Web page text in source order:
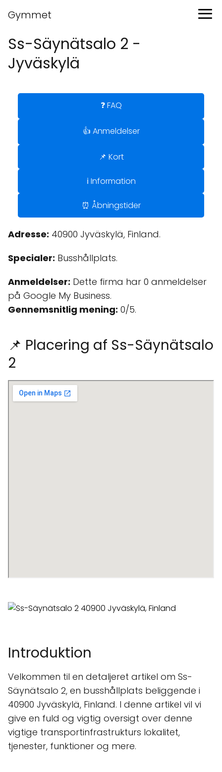
Gymmet
Ss-Säynätsalo 2 -
Jyväskylä
❓ FAQ
👍 Anmeldelser
📌 Kort
ℹ️ Information
⏰ Åbningstider
Adresse: 40900 Jyväskylä, Finland.
Specialer: Busshållplats.
Anmeldelser: Dette firma har 0 anmeldelser
på Google My Business.
Gennemsnitlig mening: 0/5.
📌 Placering af Ss-Säynätsalo
2
Introduktion
Velkommen til en detaljeret artikel om Ss-
Säynätsalo 2, en busshållplats beliggende i
40900 Jyväskylä, Finland. I denne artikel vil vi
give en fuld og vigtig oversigt over denne
vigtige transportinfrastrukturs lokalitet,
tjenester, funktioner og mere.